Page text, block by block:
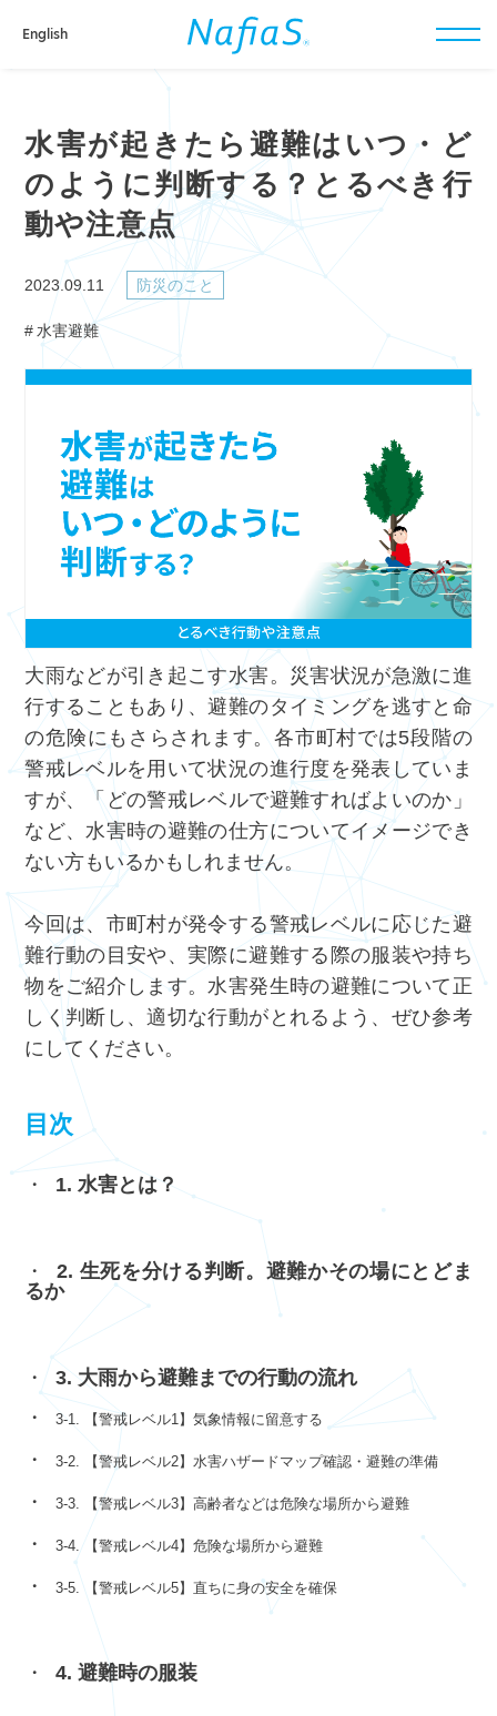
English
水害が起きたら避難はいつ・ど
のように判断する？とるべき行
動や注意点
2023.09.11 防災のこと
水害避難
大雨などが引き起こす水害。災害状況が急激に進
行することもあり、避難のタイミングを逃すと命
の危険にもさらされます。各市町村では5段階の
警戒レベルを用いて状況の進行度を発表していま
すが、「どの警戒レベルで避難すればよいのか」
など、水害時の避難の仕方についてイメージでき
ない方もいるかもしれません。
今回は、市町村が発令する警戒レベルに応じた避
難行動の目安や、実際に避難する際の服装や持ち
物をご紹介します。水害発生時の避難について正
しく判断し、適切な行動がとれるよう、ぜひ参考
にしてください。
目次
1. 水害とは？
2. 生死を分ける判断。避難かその場にとどま
るか
3. 大雨から避難までの行動の流れ
3-1. 【警戒レベル1】気象情報に留意する
3-2. 【警戒レベル2】水害ハザードマップ確認・避難の準備
3-3. 【警戒レベル3】高齢者などは危険な場所から避難
3-4. 【警戒レベル4】危険な場所から避難
3-5. 【警戒レベル5】直ちに身の安全を確保
4. 避難時の服装